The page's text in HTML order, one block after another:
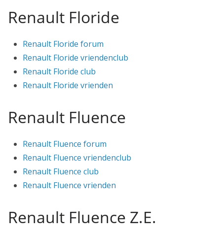
Renault Floride
Renault Floride forum
Renault Floride vriendenclub
Renault Floride club
Renault Floride vrienden
Renault Fluence
Renault Fluence forum
Renault Fluence vriendenclub
Renault Fluence club
Renault Fluence vrienden
Renault Fluence Z.E.